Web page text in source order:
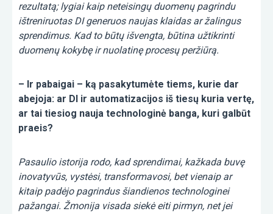
rezultatą; lygiai kaip neteisingų duomenų pagrindu
ištreniruotas DI generuos naujas klaidas ar žalingus
sprendimus. Kad to būtų išvengta, būtina užtikrinti
duomenų kokybę ir nuolatinę procesų peržiūrą.
– Ir pabaigai – ką pasakytumėte tiems, kurie dar
abejoja: ar DI ir automatizacijos iš tiesų kuria vertę,
ar tai tiesiog nauja technologinė banga, kuri galbūt
praeis?
Pasaulio istorija rodo, kad sprendimai, kažkada buvę
inovatyvūs, vystėsi, transformavosi, bet vienaip ar
kitaip padėjo pagrindus šiandienos technologinei
pažangai. Žmonija visada siekė eiti pirmyn, net jei